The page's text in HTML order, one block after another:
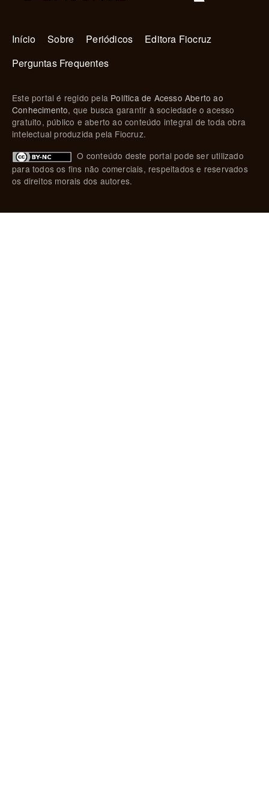
Navegação principal
Início Sobre Periódicos
Editora Fiocruz
Perguntas Frequentes
Este portal é regido pela Política de Acesso Aberto ao
Conhecimento, que busca garantir à sociedade o acesso
gratuito, público e aberto ao conteúdo integral de toda obra
intelectual produzida pela Fiocruz.
O conteúdo deste portal pode ser utilizado
para todos os fins não comerciais, respeitados e reservados
os direitos morais dos autores.